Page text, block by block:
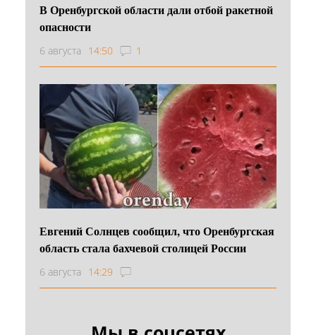
В Оренбургской области дали отбой ракетной
опасности
6 августа 14:50 1
Евгений Солнцев сообщил, что Оренбургская
область стала бахчевой столицей России
6 августа 14:29